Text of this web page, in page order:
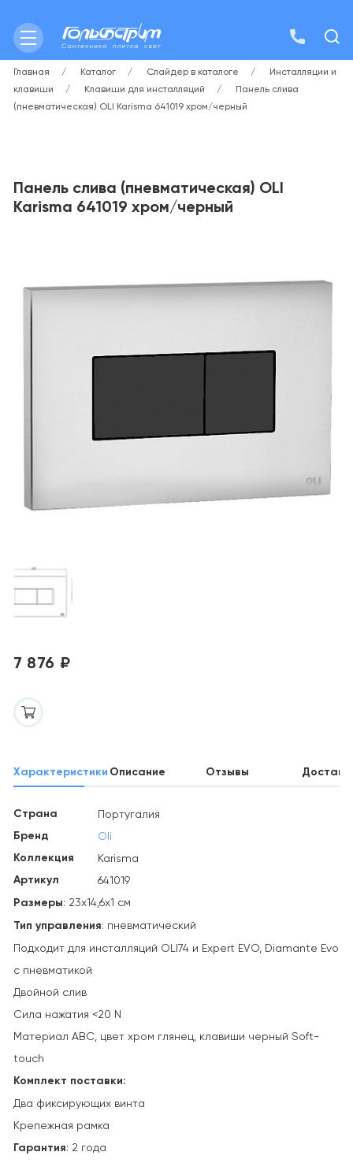
Главная Каталог Слайдер в каталоге
Инсталляции и
клавиши
Клавиши для инсталляций
Панель слива
(пневматическая) OLI Karisma 641019 хром/черный
Панель слива (пневматическая) OLI
Karisma 641019 хром/черный
7 876 ₽
Характеристики Описание Отзывы
Страна Португалия
Бренд Oli
Коллекция Karisma
Артикул 641019
Размеры: 23х14,6х1 см
Тип управления: пневматический
Подходит для инсталляций OLI74 и Expert EVO, Diamante Evo
с пневматикой
Двойной слив
Сила нажатия <20 N
Материал АВС, цвет хром глянец, клавиши черный Soft-
touch
Комплект поставки:
Два фиксирующих винта
Крепежная рамка
Гарантия: 2 года